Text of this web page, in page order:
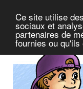
Ce site utilise
sociaux et
partenaires de
fournies ou